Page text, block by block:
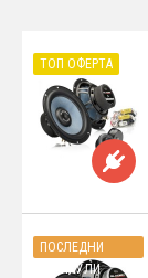
ТОП ОФЕРТА
ПОСЛЕДНИ
АРТИКУЛИ